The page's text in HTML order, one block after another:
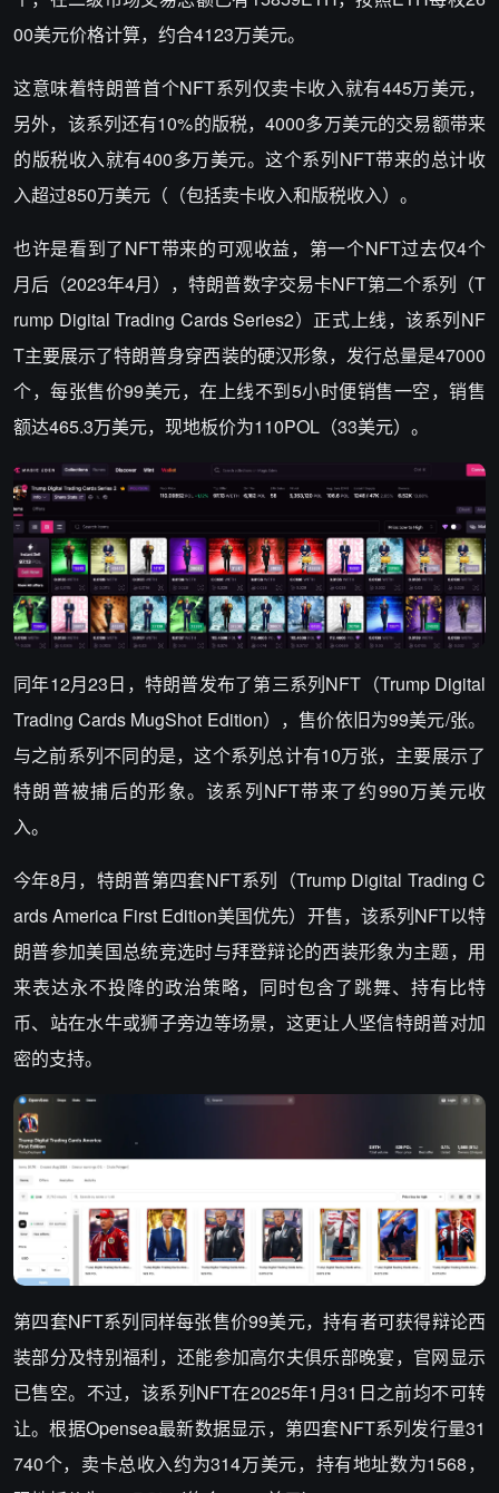
00美元价格计算，约合4123万美元。
这意味着特朗普首个NFT系列仅卖卡收入就有445万美元，
另外，该系列还有10%的版税，4000多万美元的交易额带来
的版税收入就有400多万美元。这个系列NFT带来的总计收
入超过850万美元（（包括卖卡收入和版税收入）。
也许是看到了NFT带来的可观收益，第一个NFT过去仅4个
月后（2023年4月），特朗普数字交易卡NFT第二个系列（T
rump Digital Trading Cards Series2）正式上线，该系列NF
T主要展示了特朗普身穿西装的硬汉形象，发行总量是47000
个，每张售价99美元，在上线不到5小时便销售一空，销售
额达465.3万美元，现地板价为110POL（33美元）。
同年12月23日，特朗普发布了第三系列NFT（Trump Digital
Trading Cards MugShot Edition），售价依旧为99美元/张。
与之前系列不同的是，这个系列总计有10万张，主要展示了
特朗普被捕后的形象。该系列NFT带来了约990万美元收
入。
今年8月，特朗普第四套NFT系列（Trump Digital Trading C
ards America First Edition美国优先）开售，该系列NFT以特
朗普参加美国总统竞选时与拜登辩论的西装形象为主题，用
来表达永不投降的政治策略，同时包含了跳舞、持有比特
币、站在水牛或狮子旁边等场景，这更让人坚信特朗普对加
密的支持。
第四套NFT系列同样每张售价99美元，持有者可获得辩论西
装部分及特别福利，还能参加高尔夫俱乐部晚宴，官网显示
已售空。不过，该系列NFT在2025年1月31日之前均不可转
让。根据Opensea最新数据显示，第四套NFT系列发行量31
740个，卖卡总收入约为314万美元，持有地址数为1568，